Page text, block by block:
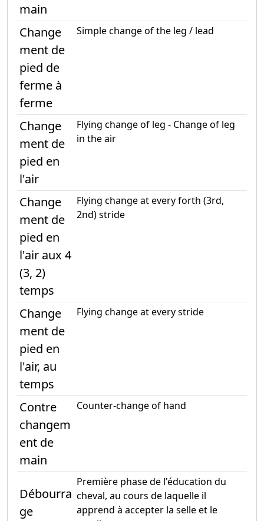
main
Change
ment de
pied de
ferme à
ferme
Simple change of the leg / lead
Change
ment de
pied en
l'air
Flying change of leg - Change of leg
in the air
Change
ment de
pied en
l'air aux 4
(3, 2)
temps
Flying change at every forth (3rd,
2nd) stride
Change
ment de
pied en
l'air, au
temps
Flying change at every stride
Contre
changem
ent de
main
Counter-change of hand
Débourra
ge
Première phase de l'éducation du
cheval, au cours de laquelle il
apprend à accepter la selle et le